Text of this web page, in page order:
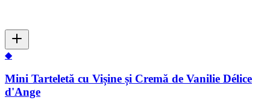
◆
Mini Tarteletă cu Vișine și Cremă de Vanilie Délice
d'Ange